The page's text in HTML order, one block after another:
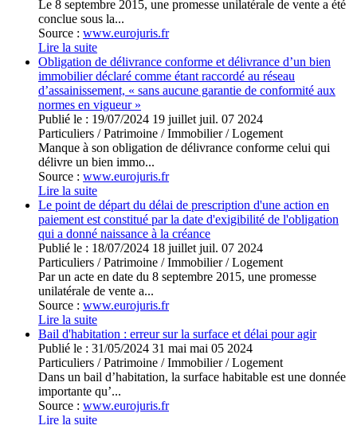
Le 8 septembre 2015, une promesse unilatérale de vente a été
conclue sous la...
Source : www.eurojuris.fr
Lire la suite
Obligation de délivrance conforme et délivrance d’un bien
immobilier déclaré comme étant raccordé au réseau
d’assainissement, « sans aucune garantie de conformité aux
normes en vigueur »
Publié le : 19/07/2024 19 juillet juil. 07 2024
Particuliers /Patrimoine /Immobilier / Logement
Manque à son obligation de délivrance conforme celui qui
délivre un bien immo...
Source : www.eurojuris.fr
Lire la suite
Le point de départ du délai de prescription d'une action en
paiement est constitué par la date d'exigibilité de l'obligation
qui a donné naissance à la créance
Publié le : 18/07/2024 18 juillet juil. 07 2024
Particuliers /Patrimoine /Immobilier / Logement
Par un acte en date du 8 septembre 2015, une promesse
unilatérale de vente a...
Source : www.eurojuris.fr
Lire la suite
Bail d'habitation : erreur sur la surface et délai pour agir
Publié le : 31/05/2024 31 mai mai 05 2024
Particuliers /Patrimoine /Immobilier / Logement
Dans un bail d’habitation, la surface habitable est une donnée
importante qu’...
Source : www.eurojuris.fr
Lire la suite